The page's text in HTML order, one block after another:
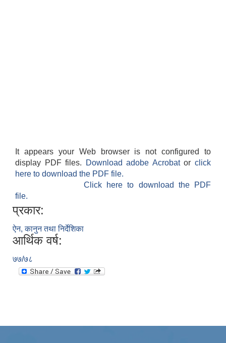
It appears your Web browser is not configured to
display PDF files.
Download adobe Acrobatorclick
here to download the PDF file.
Click here to download the PDF
file.
प्रकार:
ऐन, कानुन तथा निर्देशिका
आर्थिक वर्ष:
७७/७८